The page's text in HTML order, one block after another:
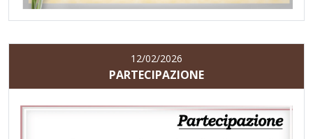
12/02/2026
PARTECIPAZIONE